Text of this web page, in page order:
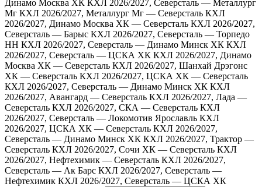
Динамо Москва ХК КХЛ 2026/2027, Северсталь — Металлург
Мг КХЛ 2026/2027, Металлург Мг — Северсталь КХЛ
2026/2027, Динамо Москва ХК — Северсталь КХЛ 2026/2027,
Северсталь — Барыс КХЛ 2026/2027, Северсталь — Торпедо
НН КХЛ 2026/2027, Северсталь — Динамо Минск ХК КХЛ
2026/2027, Северсталь — ЦСКА ХК КХЛ 2026/2027, Динамо
Москва ХК — Северсталь КХЛ 2026/2027, Шанхай Дрэгонс
ХК — Северсталь КХЛ 2026/2027, ЦСКА ХК — Северсталь
КХЛ 2026/2027, Северсталь — Динамо Минск ХК КХЛ
2026/2027, Авангард — Северсталь КХЛ 2026/2027, Лада —
Северсталь КХЛ 2026/2027, СКА — Северсталь КХЛ
2026/2027, Северсталь — Локомотив Ярославль КХЛ
2026/2027, ЦСКА ХК — Северсталь КХЛ 2026/2027,
Северсталь — Динамо Минск ХК КХЛ 2026/2027, Трактор —
Северсталь КХЛ 2026/2027, Сочи ХК — Северсталь КХЛ
2026/2027, Нефтехимик — Северсталь КХЛ 2026/2027,
Северсталь — Ак Барс КХЛ 2026/2027, Северсталь —
Нефтехимик КХЛ 2026/2027, Северсталь — ЦСКА ХК